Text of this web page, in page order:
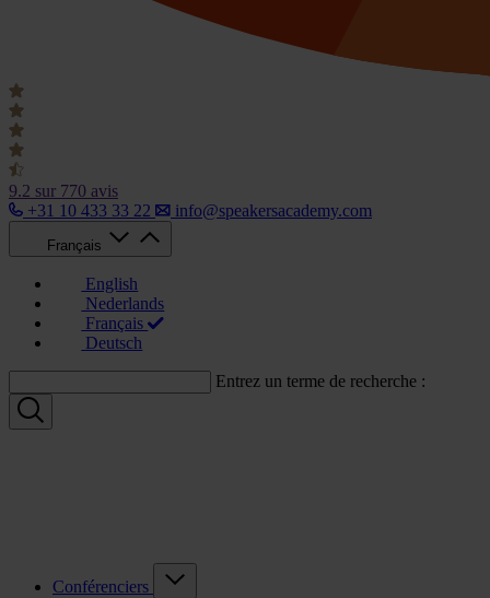
9.2 sur 770 avis
+31 10 433 33 22
info@speakersacademy.com
Français
English
Nederlands
Français
Deutsch
Entrez un terme de recherche :
Conférenciers